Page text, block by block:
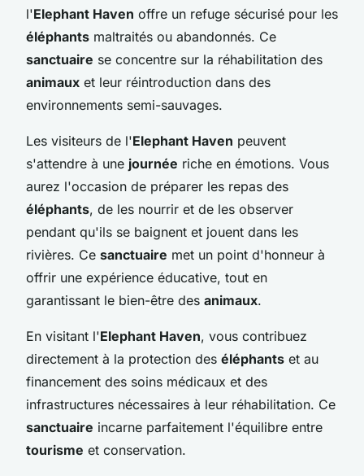
l'Elephant Haven offre un refuge sécurisé pour les
éléphants maltraités ou abandonnés. Ce
sanctuaire se concentre sur la réhabilitation des
animaux et leur réintroduction dans des
environnements semi-sauvages.
Les visiteurs de l'Elephant Haven peuvent
s'attendre à une journée riche en émotions. Vous
aurez l'occasion de préparer les repas des
éléphants, de les nourrir et de les observer
pendant qu'ils se baignent et jouent dans les
rivières. Ce sanctuaire met un point d'honneur à
offrir une expérience éducative, tout en
garantissant le bien-être des animaux.
En visitant l'Elephant Haven, vous contribuez
directement à la protection des éléphants et au
financement des soins médicaux et des
infrastructures nécessaires à leur réhabilitation. Ce
sanctuaire incarne parfaitement l'équilibre entre
tourisme et conservation.